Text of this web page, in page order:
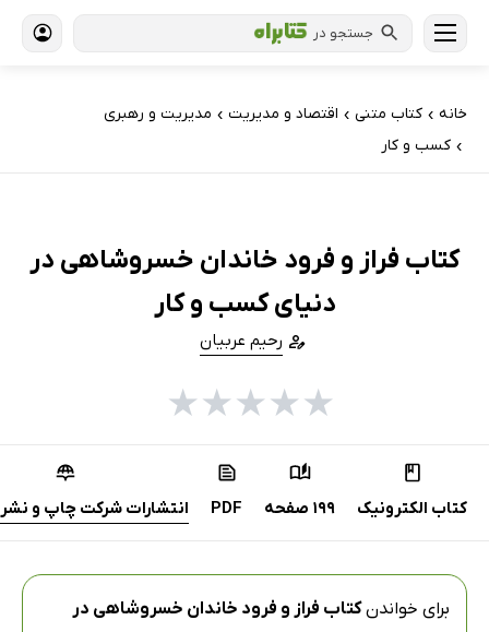
جستجو در
خانه › کتاب‌ متنی › اقتصاد و مدیریت › مدیریت و رهبری
› کسب و کار
کتاب فراز و فرود خاندان خسروشاهی در
دنیای کسب ‌و کار
رحیم عربیان
★
★
★
★
★
کتاب الکترونیک 199 صفحه PDF انتشارات شرکت چاپ و نشر
برای خواندنکتاب فراز و فرود خاندان خسروشاهی در